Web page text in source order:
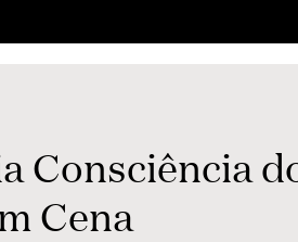
Consciência
Cena